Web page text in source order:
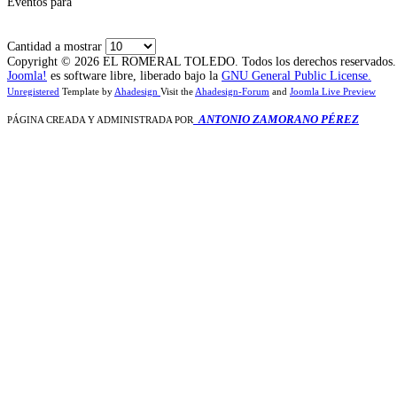
Cantidad a mostrar
Copyright © 2026 EL ROMERAL TOLEDO. Todos los derechos reservados.
Joomla! es software libre, liberado bajo la GNU General Public License.
Unregistered Template by Ahadesign Visit the Ahadesign-Forum and Joomla Live Preview
PÁGINA CREADA Y ADMINISTRADA POR ANTONIO ZAMORANO PÉREZ